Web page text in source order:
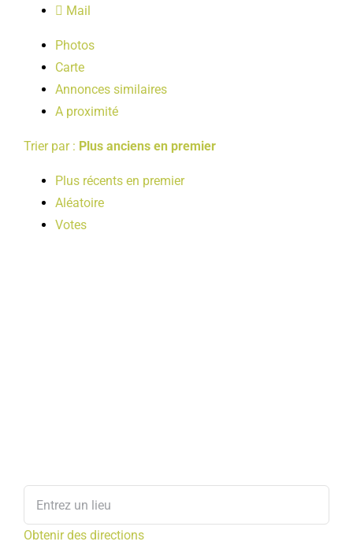
LOISIRS
PUBLICATIONS
Mail
Photos
Carte
Annonces similaires
A proximité
Trier par : Plus anciens en premier
Plus récents en premier
Aléatoire
Votes
Obtenir des directions